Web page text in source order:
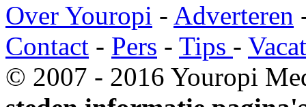
Over Youropi - Adverteren
Contact - Pers - Tips -
© 2007 - 2016 Youropi